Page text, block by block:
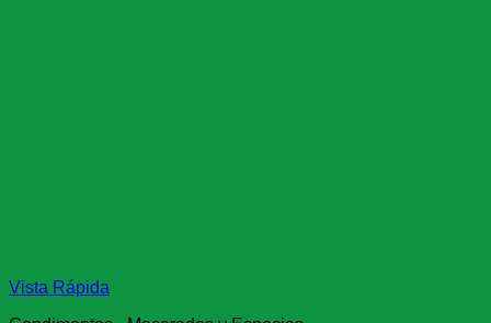
Vista Rápida